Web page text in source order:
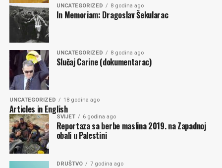
UNCATEGORIZED 8 godina ago
In Memoriam: Dragoslav Šekularac
UNCATEGORIZED 8 godina ago
Slučaj Carine (dokumentarac)
UNCATEGORIZED 18 godina ago
Articles in English
SVIJET 6 godina ago
Reportaza sa berbe maslina 2019. na Zapadnoj
obali u Palestini
DRUŠTVO 7 godina ago